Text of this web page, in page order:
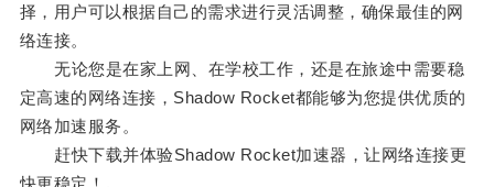
择，用户可以根据自己的需求进行灵活调整，确保最佳的网
络连接。
无论您是在家上网、在学校工作，还是在旅途中需要稳
定高速的网络连接，Shadow Rocket都能够为您提供优质的
网络加速服务。
赶快下载并体验Shadow Rocket加速器，让网络连接更